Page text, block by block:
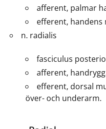
afferent, palmar
efferent,
n. radialis
fasciculus
afferent,
efferent, dorsal
över- och underarm.